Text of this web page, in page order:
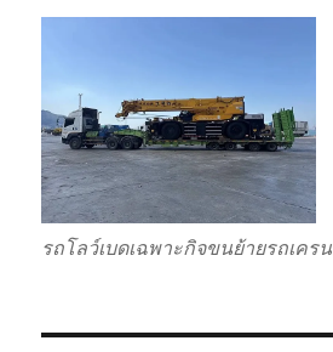
รถโลว์เบดเฉพาะกิจขนย้ายรถเครน